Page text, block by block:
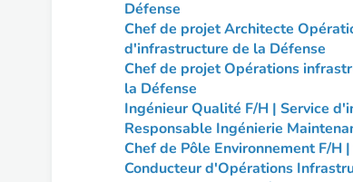
Défense
Chef de projet Architecte
d'infrastructure de la Défense
Chef de projet Opérations
la Défense
Ingénieur Qualité F/H | Service
Responsable Ingénierie
Chef de Pôle Environnement F/
Conducteur d'Opérations